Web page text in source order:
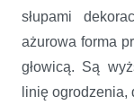
słupami
ażurowa forma
głowicą. Są
linię ogrodzenia,